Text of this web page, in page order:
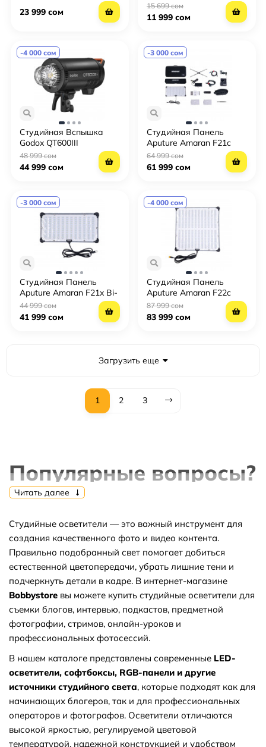
23 999 сом
15 699 сом
11 999 сом
-4 000 сом
Студийная Вспышка
Godox QT600III
48 999 сом
44 999 сом
-3 000 сом
Студийная Панель
Aputure Amaran F21c
RGB
64 999 сом
61 999 сом
-3 000 сом
Студийная Панель
Aputure Amaran F21x Bi-
Color
44 999 сом
41 999 сом
-4 000 сом
Студийная Панель
Aputure Amaran F22c
RGB
87 999 сом
83 999 сом
Загрузить еще
1 2 3
Популярные вопросы?
⭐Какие самые популярные товары в
категории Студийные осветители?
⬇ Какие самые дешёвые товары в
категории Студийные осветители?
Как получить скидку на товар или заказ?
Обязательно ли регистрироваться на
вашем сайте что бы оформить заказ?
Читать далее
Студийные осветители — это важный инструмент для
создания качественного фото и видео контента.
Правильно подобранный свет помогает добиться
естественной цветопередачи, убрать лишние тени и
подчеркнуть детали в кадре. В интернет-магазине
Bobbystore вы можете купить студийные осветители для
съемки блогов, интервью, подкастов, предметной
фотографии, стримов, онлайн-уроков и
профессиональных фотосессий.
В нашем каталоге представлены современные LED-
осветители, софтбоксы, RGB-панели и другие
источники студийного света, которые подходят как для
начинающих блогеров, так и для профессиональных
операторов и фотографов. Осветители отличаются
высокой яркостью, регулируемой цветовой
температурой, надежной конструкцией и удобством